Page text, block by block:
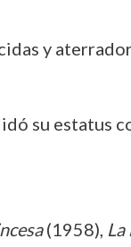
y
su estatus
(1958),